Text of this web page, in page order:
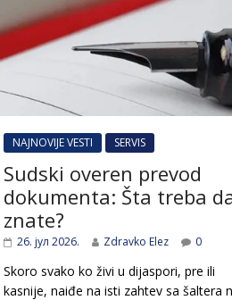
NAJNOVIJE VESTI SERVIS
Sudski overen prevod
dokumenta: Šta treba
znate?
26. јул 2026. Zdravko Elez 0
Skoro svako ko živi u dijaspori, pre ili
kasnije, naiđe na isti zahtev sa šaltera